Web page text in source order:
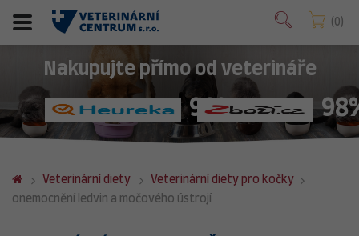
0
Nakupujte přímo od veterináře
98%
Veterinární diety
Veterinární diety pro kočky
onemocnění ledvin a močového ústrojí